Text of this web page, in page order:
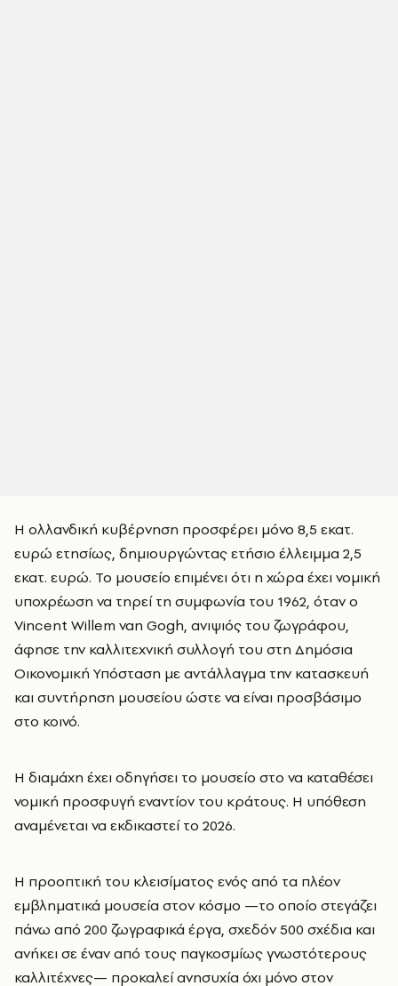
Η ολλανδική κυβέρνηση προσφέρει μόνο 8,5 εκατ.
ευρώ ετησίως, δημιουργώντας ετήσιο έλλειμμα 2,5
εκατ. ευρώ. Το μουσείο επιμένει ότι η χώρα έχει νομική
υποχρέωση να τηρεί τη συμφωνία του 1962, όταν ο
Vincent Willem van Gogh, ανιψιός του ζωγράφου,
άφησε την καλλιτεχνική συλλογή του στη Δημόσια
Οικονομική Υπόσταση με αντάλλαγμα την κατασκευή
και συντήρηση μουσείου ώστε να είναι προσβάσιμο
στο κοινό.
Η διαμάχη έχει οδηγήσει το μουσείο στο να καταθέσει
νομική προσφυγή εναντίον του κράτους. Η υπόθεση
αναμένεται να εκδικαστεί το 2026.
Η προοπτική του κλεισίματος ενός από τα πλέον
εμβληματικά μουσεία στον κόσμο —το οποίο στεγάζει
πάνω από 200 ζωγραφικά έργα, σχεδόν 500 σχέδια και
ανήκει σε έναν από τους παγκοσμίως γνωστότερους
καλλιτέχνες— προκαλεί ανησυχία όχι μόνο στον